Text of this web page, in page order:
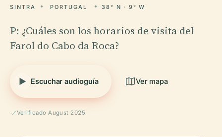
SINTRA PORTUGAL 38° N · 9° W
P: ¿Cuáles son los horarios de visita del
Farol do Cabo da Roca?
Escuchar audioguía Ver mapa
Verificado August 2025